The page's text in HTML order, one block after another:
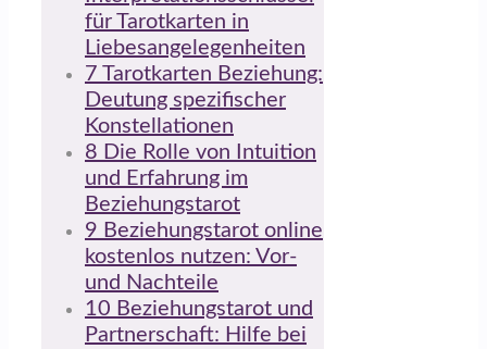
für Tarotkarten in
Liebesangelegenheiten
7 Tarotkarten Beziehung:
Deutung spezifischer
Konstellationen
8 Die Rolle von Intuition
und Erfahrung im
Beziehungstarot
9 Beziehungstarot online
kostenlos nutzen: Vor-
und Nachteile
10 Beziehungstarot und
Partnerschaft: Hilfe bei